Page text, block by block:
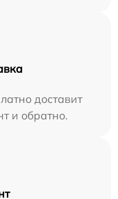
доставит
и обратно.